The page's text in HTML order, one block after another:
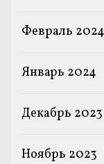
Февраль 2024
Январь 2024
Декабрь 2023
Ноябрь 2023